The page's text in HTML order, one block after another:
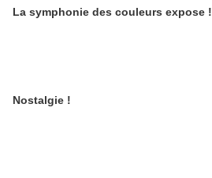
La symphonie des couleurs expose !
Nostalgie !